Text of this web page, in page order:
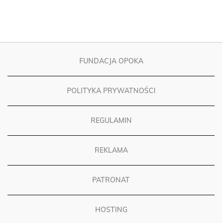
FUNDACJA OPOKA
POLITYKA PRYWATNOŚCI
REGULAMIN
REKLAMA
PATRONAT
HOSTING